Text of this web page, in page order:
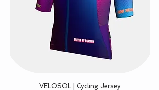
VELOSOL | Cycling Jersey